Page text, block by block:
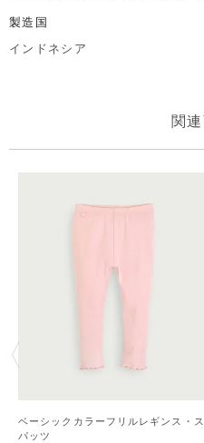
製造国
インドネシア
ベーシックカラーフリルレギンス・ス
パッツ